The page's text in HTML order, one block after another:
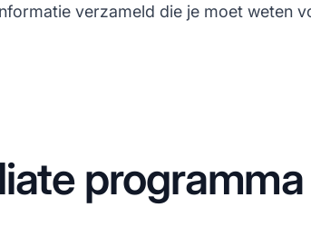
verzameld die je moet weten
programma